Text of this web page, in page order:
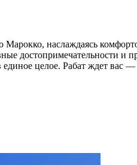
наслаждаясь
достопримечательности и
целое. Рабат ждет вас